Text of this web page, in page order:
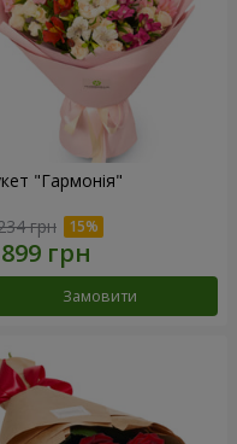
"Гармонія"
грн
Замовити